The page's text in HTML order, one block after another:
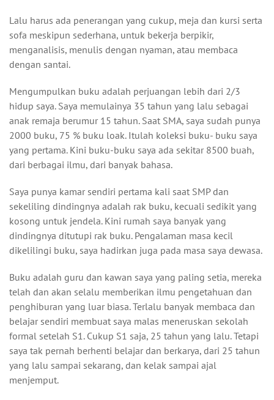
Lalu harus ada penerangan yang cukup, meja dan kursi serta
sofa meskipun sederhana, untuk bekerja berpikir,
menganalisis, menulis dengan nyaman, atau membaca
dengan santai.
Mengumpulkan buku adalah perjuangan lebih dari 2/3
hidup saya. Saya memulainya 35 tahun yang lalu sebagai
anak remaja berumur 15 tahun. Saat SMA, saya sudah punya
2000 buku, 75 % buku loak. Itulah koleksi buku- buku saya
yang pertama. Kini buku-buku saya ada sekitar 8500 buah,
dari berbagai ilmu, dari banyak bahasa.
Saya punya kamar sendiri pertama kali saat SMP dan
sekeliling dindingnya adalah rak buku, kecuali sedikit yang
kosong untuk jendela. Kini rumah saya banyak yang
dindingnya ditutupi rak buku. Pengalaman masa kecil
dikelilingi buku, saya hadirkan juga pada masa saya dewasa.
Buku adalah guru dan kawan saya yang paling setia, mereka
telah dan akan selalu memberikan ilmu pengetahuan dan
penghiburan yang luar biasa. Terlalu banyak membaca dan
belajar sendiri membuat saya malas meneruskan sekolah
formal setelah S1. Cukup S1 saja, 25 tahun yang lalu. Tetapi
saya tak pernah berhenti belajar dan berkarya, dari 25 tahun
yang lalu sampai sekarang, dan kelak sampai ajal
menjemput.